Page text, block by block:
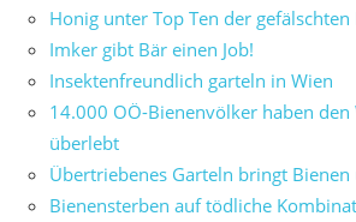
Honig unter Top Ten der
Imker gibt Bär einen Job!
Insektenfreundlich garteln in Wien
14.000 OÖ-Bienenvölker haben
überlebt
Übertriebenes Garteln bringt Bienen
Bienensterben auf tödliche